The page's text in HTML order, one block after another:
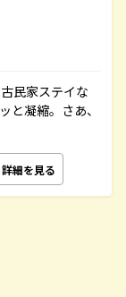
民家ステイな
と凝縮。さあ、
詳細を見る